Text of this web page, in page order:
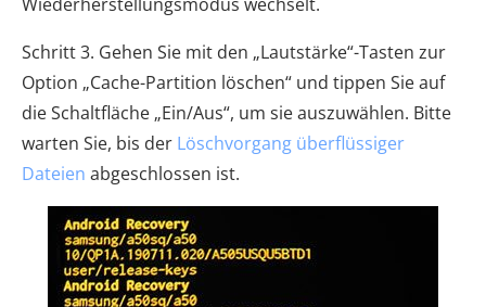
Schritt 3. Gehen Sie mit den „Lautstärke“-Tasten zur
Option „Cache-Partition löschen“ und tippen Sie auf
die Schaltfläche „Ein/Aus“, um sie auszuwählen. Bitte
warten Sie, bis der Löschvorgang überflüssiger
Dateien abgeschlossen ist.